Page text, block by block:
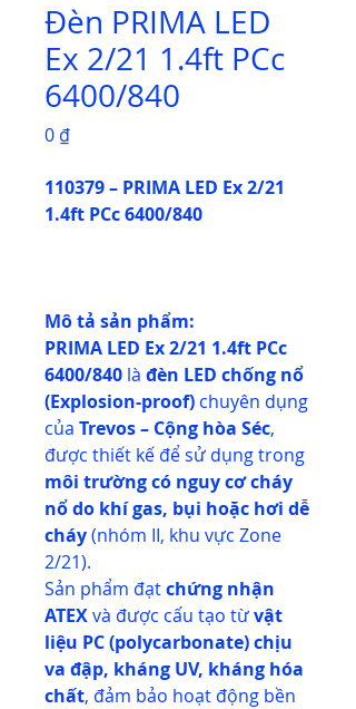
Đèn PRIMA LED
Ex 2/21 1.4ft PCc
6400/840
0 ₫Giá
110379 – PRIMA LED Ex 2/21
1.4ft PCc 6400/840
Mô tả sản phẩm:
PRIMA LED Ex 2/21 1.4ft PCc
6400/840 là đèn LED chống nổ
(Explosion-proof) chuyên dụng
của Trevos – Cộng hòa Séc,
được thiết kế để sử dụng trong
môi trường có nguy cơ cháy
nổ do khí gas, bụi hoặc hơi dễ
cháy(nhóm II, khu vực Zone
2/21).
Sản phẩm đạtchứng nhận
ATEXvà được cấu tạo từvật
liệu PC (polycarbonate) chịu
va đập, kháng UV, kháng hóa
chất, đảm bảo hoạt động bền